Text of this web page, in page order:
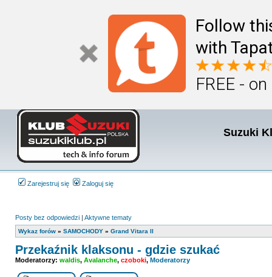
Follow
with
FREE -
Suzuki
Zarejestruj się Zaloguj się
Posty bez odpowiedzi | Aktywne tematy
Wykaz forów » SAMOCHODY » Grand Vitara II
Przekaźnik klaksonu - gdzie szukać
Moderatorzy: waldis, Avalanche, czoboki, Moderatorzy